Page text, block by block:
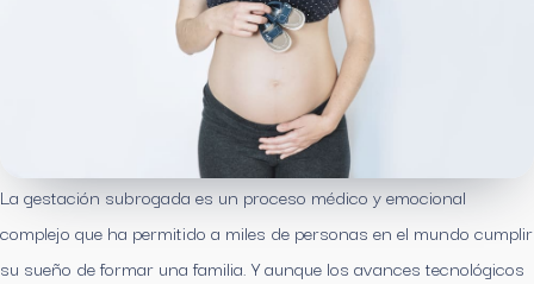
La gestación subrogada es un proceso médico y emocional
complejo que ha permitido a miles de personas en el mundo cumplir
su sueño de formar una familia. Y aunque los avances tecnológicos